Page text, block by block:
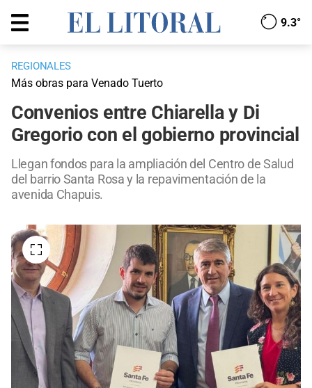
9.3°
REGIONALES
Más obras para Venado Tuerto
Convenios entre Chiarella y Di
Gregorio con el gobierno provincial
Llegan fondos para la ampliación del Centro de Salud
del barrio Santa Rosa y la repavimentación de la
avenida Chapuis.